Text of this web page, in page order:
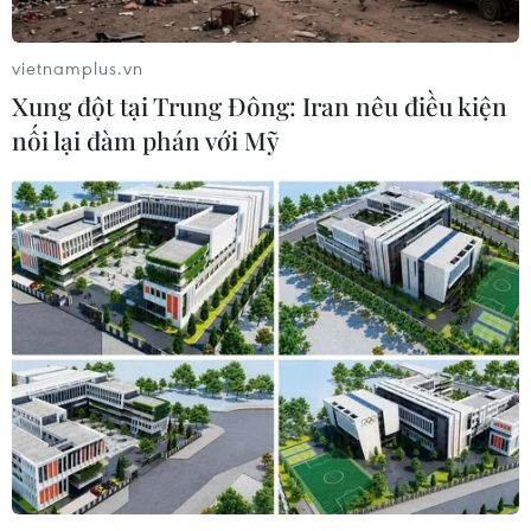
Vĩnh Long: Cựu trụ trì chùa lừa đảo 67 tỷ
đồng lĩnh án tù chung thân
14/04/2022 13:54
Từ năm 2015 đến năm 2020, Phạm Văn Cung và đồng
bọn đã vay của 4 người phụ nữ ngụ tại Thành phố Hồ
Chí Minh, Hà Nội, Hưng Yên và chiếm đoạt của họ tổng
số tiền hơn 77 tỷ đồng.
vietnamplus.vn
Xung đột tại Trung Đông: Iran nêu điều kiện
nối lại đàm phán với Mỹ